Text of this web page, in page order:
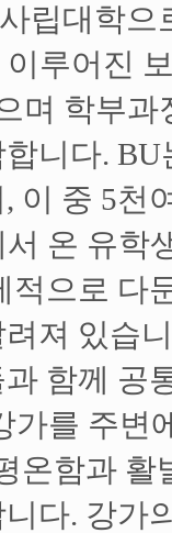
립대학으
루어진
며 학부과
니다.
이 중 5천
온 유학
적으로 다
져 있습
함께 공
가를 주변
온함과 활
다. 강가